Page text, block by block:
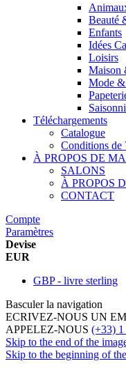
Beauté
Enfants
Idées
Loisirs
Maison
Mode &
Téléchargements
Catalogue
Conditions de
À PROPOS DE
SALONS
À PROPOS
CONTACT
Compte
Paramètres
Devise
EUR
GBP - livre sterling
Basculer la navigation
ECRIVEZ-NOUS UN
APPELEZ-NOUS (+33) 1
Skip to the end of the
Skip to the beginning of